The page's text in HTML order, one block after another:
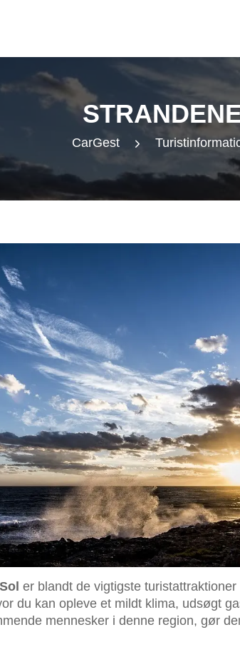
CarGest
er blandt de vigtigste
du kan opleve et mildt klima, udsøgt
mennesker i denne region, gør